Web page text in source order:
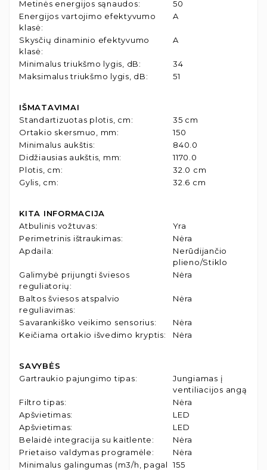
Metinės energijos sąnaudos:
50
Energijos vartojimo efektyvumo
klasė:
A
Skysčių dinaminio efektyvumo
klasė:
A
Minimalus triukšmo lygis, dB:
34
Maksimalus triukšmo lygis, dB: 51
IŠMATAVIMAI
Standartizuotas plotis, cm:
35 cm
Ortakio skersmuo, mm:
150
Minimalus aukštis:
840.0
Didžiausias aukštis, mm:
1170.0
Plotis, cm:
32.0 cm
Gylis, cm: 32.6 cm
KITA INFORMACIJA
Atbulinis vožtuvas:
Yra
Perimetrinis ištraukimas:
Nėra
Apdaila:
Nerūdijančio
plieno/Stiklo
Galimybė prijungti šviesos
reguliatorių:
Nėra
Baltos šviesos atspalvio
reguliavimas:
Nėra
Savarankiško veikimo sensorius:
Nėra
Keičiama ortakio išvedimo kryptis: Nėra
SAVYBĖS
Gartraukio pajungimo tipas:
Jungiamas į
ventiliacijos angą
Filtro tipas:
Nėra
Apšvietimas:
LED
Apšvietimas:
LED
Belaidė integracija su kaitlente:
Nėra
Prietaiso valdymas programėle:
Nėra
Minimalus galingumas (m3/h, pagal
155